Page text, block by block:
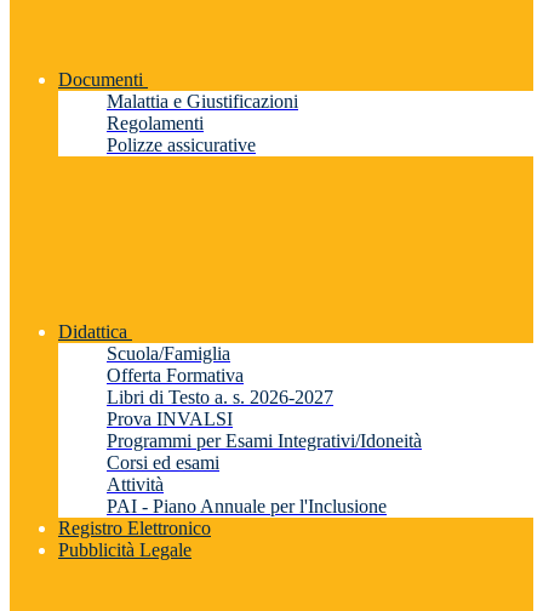
Documenti
Malattia e Giustificazioni
Regolamenti
Polizze assicurative
Didattica
Scuola/Famiglia
Offerta Formativa
Libri di Testo a. s. 2026-2027
Prova INVALSI
Programmi per Esami Integrativi/Idoneità
Corsi ed esami
Attività
PAI - Piano Annuale per l'Inclusione
Registro Elettronico
Pubblicità Legale